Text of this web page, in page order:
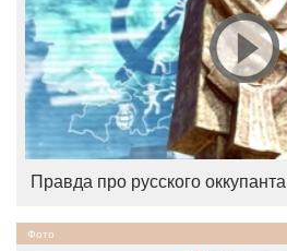
Правда про русского оккупанта
Фото